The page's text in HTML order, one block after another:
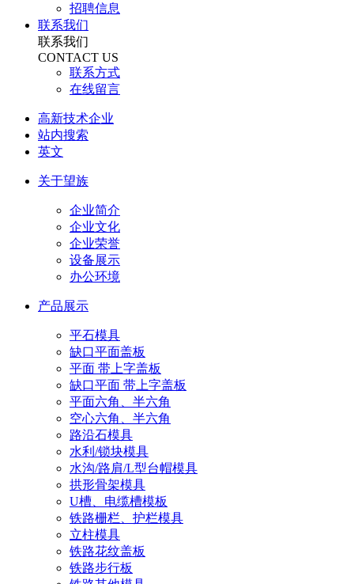
招聘信息
联系我们
联系我们
CONTACT US
联系方式
在线留言
高新技术企业
站内搜索
英文
关于望族
企业简介
企业文化
企业荣誉
设备展示
办公环境
产品展示
平石模具
缺口平面盖板
平面 带上字盖板
缺口平面 带上字盖板
平面六角、半六角
空心六角、半六角
路沿石模具
水利/锁块模具
水沟/路肩/L型台帽模具
拱形骨架模具
U槽、电缆槽模板
铁路栅栏、护栏模具
立柱模具
铁路花纹盖板
铁路步行板